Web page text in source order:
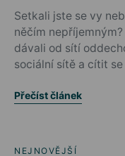
Setkali jste se vy
něčím
dávali od sítí
sociální sítě a cítit
Přečíst článek
NEJNOVĚJŠÍ